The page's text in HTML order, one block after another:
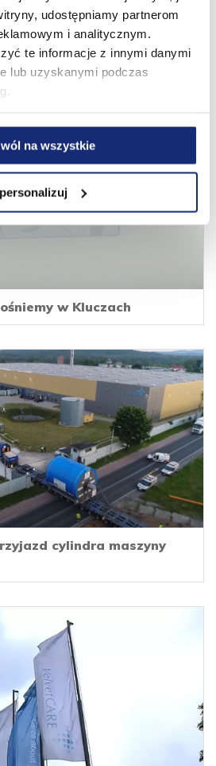
udostępniamy partnerom
i analitycznym.
te informacje z innymi danymi
lub uzyskanymi podczas
na wszystkie
czerpania papieru
w Kluczach
w Kluczach
cylindra maszyny